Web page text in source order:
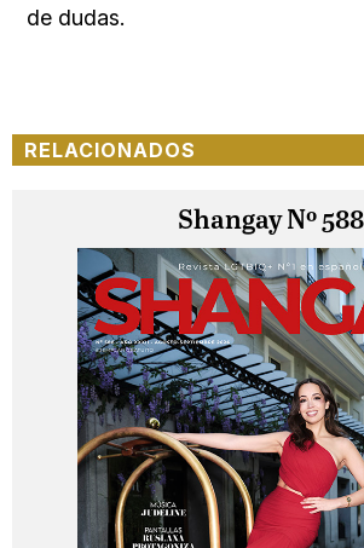
de dudas.
RELACIONADOS
Shangay Nº 588